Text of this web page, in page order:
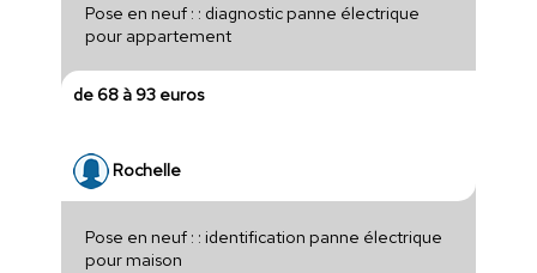
Pose en neuf : : diagnostic panne électrique
pour appartement
de 68 à 93 euros
Rochelle
Pose en neuf : : identification panne électrique
pour maison